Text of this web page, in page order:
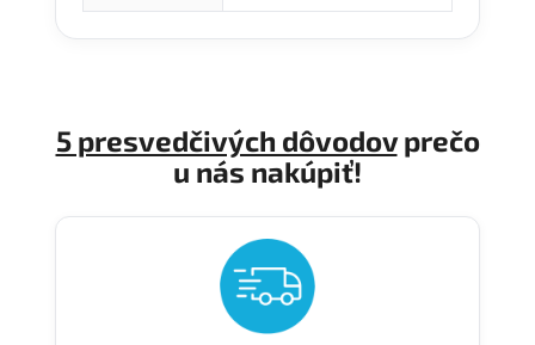
5 presvedčivých dôvodovprečo
u nás nakúpiť!